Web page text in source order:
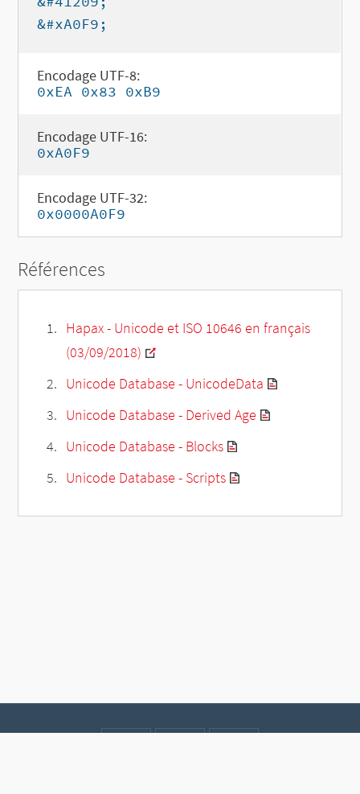
&#xA0F9;
Encodage UTF-8:
0xEA 0x83 0xB9
Encodage UTF-16:
0xA0F9
Encodage UTF-32:
0x0000A0F9
Références
Hapax - Unicode et ISO 10646 en français
(03/09/2018)
Unicode Database - UnicodeData
Unicode Database - Derived Age
Unicode Database - Blocks
Unicode Database - Scripts